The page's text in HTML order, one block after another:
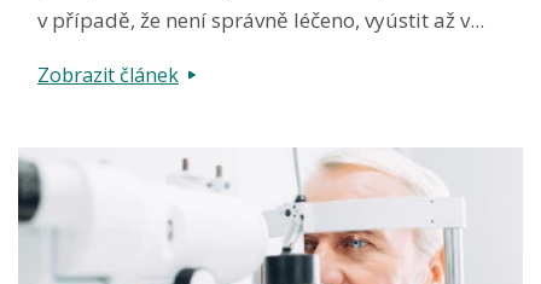
v případě, že není správně léčeno, vyústit až v...
Zobrazit článek